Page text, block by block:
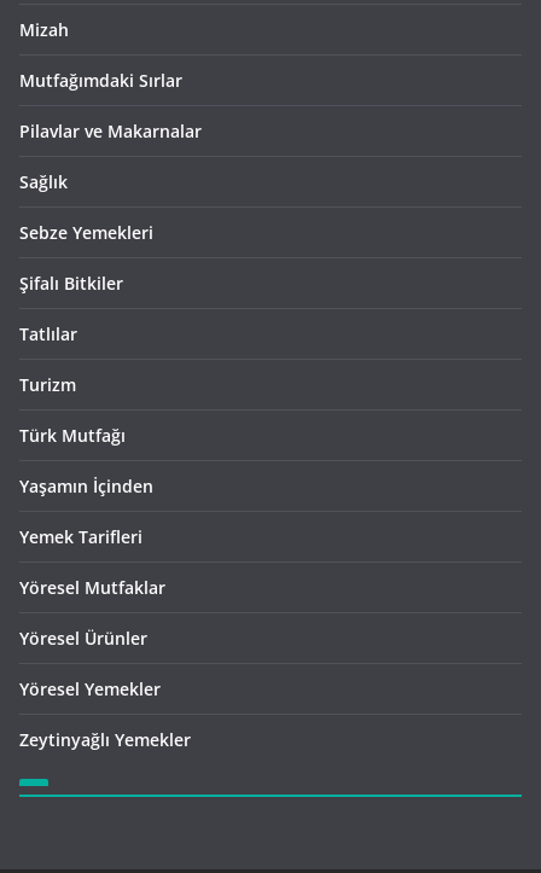
Mizah
Mutfağımdaki Sırlar
Pilavlar ve Makarnalar
Sağlık
Sebze Yemekleri
Şifalı Bitkiler
Tatlılar
Turizm
Türk Mutfağı
Yaşamın İçinden
Yemek Tarifleri
Yöresel Mutfaklar
Yöresel Ürünler
Yöresel Yemekler
Zeytinyağlı Yemekler